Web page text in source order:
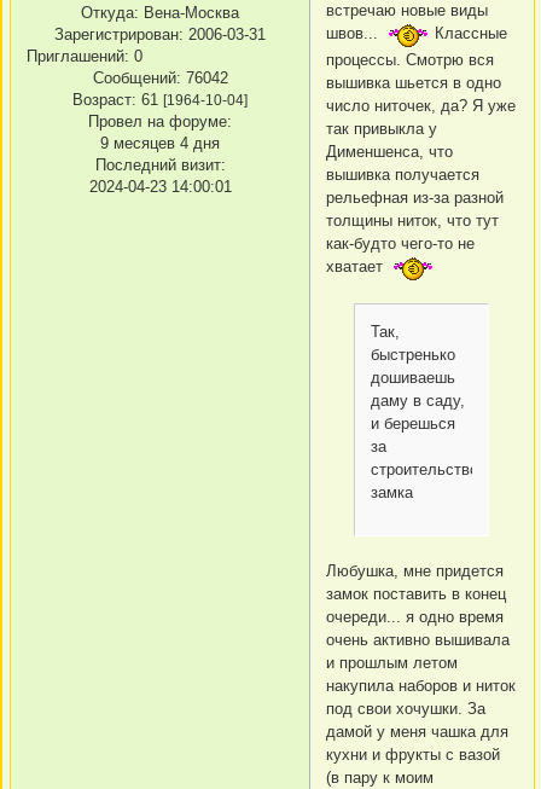
Откуда: Вена-Москва
Зарегистрирован: 2006-03-31
Приглашений: 0
Сообщений: 76042
Возраст: 61 [1964-10-04]
Провел на форуме:
9 месяцев 4 дня
Последний визит:
2024-04-23 14:00:01
встречаю новые виды
швов...
Классные
процессы. Смотрю вся
вышивка шьется в одно
число ниточек, да? Я уже
так привыкла у
Дименшенса, что
вышивка получается
рельефная из-за разной
толщины ниток, что тут
как-будто чего-то не
хватает
Так,
быстренько
дошиваешь
даму в саду,
и берешься
за
строительство
замка
Любушка, мне придется
замок поставить в конец
очереди... я одно время
очень активно вышивала
и прошлым летом
накупила наборов и ниток
под свои хочушки. За
дамой у меня чашка для
кухни и фрукты с вазой
(в пару к моим